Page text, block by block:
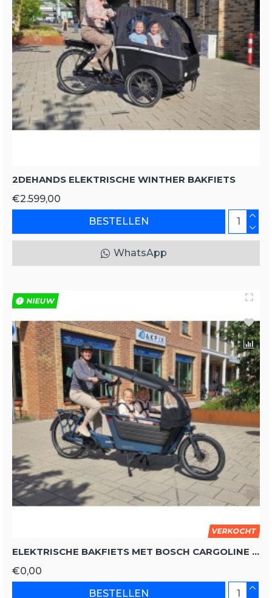
2DEHANDS ELEKTRISCHE WINTHER BAKFIETS
€2.599,00
BESTELLEN
WhatsApp
NIEUW
VERKOCHT
ELEKTRISCHE BAKFIETS MET BOSCH CARGOLINE MOTOR EN HUIF
€0,00
BESTELLEN